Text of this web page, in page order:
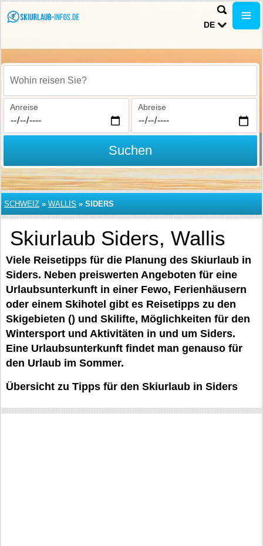
DE
Wohin reisen Sie?
Anreise Abreise
Suchen
SCHWEIZ » WALLIS » SIDERS
Skiurlaub Siders, Wallis
Viele Reisetipps für die Planung des Skiurlaub in
Siders. Neben preiswerten Angeboten für eine
Urlaubsunterkunft in einer Fewo, Ferienhäusern
oder einem Skihotel gibt es Reisetipps zu den
Skigebieten () und Skilifte, Möglichkeiten für den
Wintersport und Aktivitäten in und um Siders.
Eine Urlaubsunterkunft findet man genauso für
den Urlaub im Sommer.
Übersicht zu Tipps für den Skiurlaub in Siders